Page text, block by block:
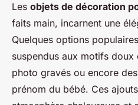
Les objets de décoration
faits main, incarnent une
Quelques options
suspendus aux motifs
photo gravés ou encore
prénom du bébé. Ces